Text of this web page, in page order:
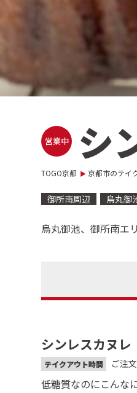
営業中 シ
TOGO京都 京都市のテイ
御所南周辺 烏丸御
烏丸御池、御所南エ
シンレスカヌレ
テイクアウト時間 ご注
低糖質なのにこんな